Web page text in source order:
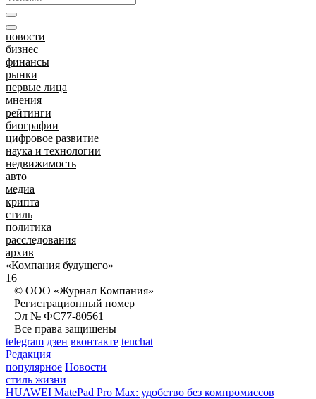
новости
бизнес
финансы
рынки
первые лица
мнения
рейтинги
биографии
цифровое развитие
наука и технологии
недвижимость
авто
медиа
крипта
стиль
политика
расследования
архив
«Компания будущего»
16+
© ООО «Журнал Компания»
Регистрационный номер
Эл № ФС77-80561
Все права защищены
telegram дзен вконтакте tenchat
Редакция
популярное Новости
стиль жизни
HUAWEI MatePad Pro Max: удобство без компромиссов